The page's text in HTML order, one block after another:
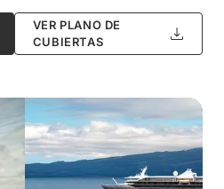
VER PLANO DE
CUBIERTAS